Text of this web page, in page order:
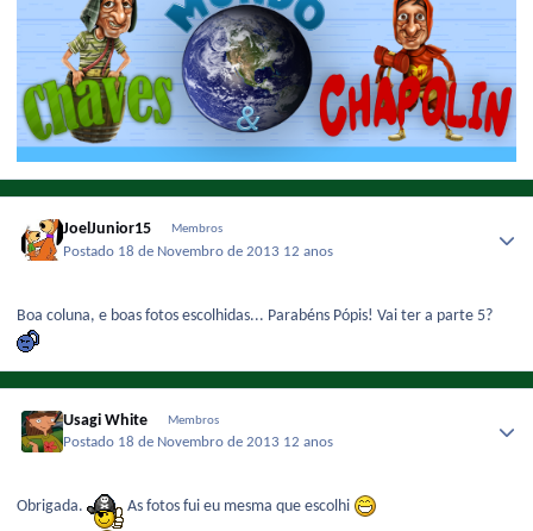
JoelJunior15 Membros
Postado 18 de Novembro de 2013 12 anos
Boa coluna, e boas fotos escolhidas... Parabéns Pópis! Vai ter a parte 5?
Usagi White Membros
Postado 18 de Novembro de 2013 12 anos
Obrigada.
As fotos fui eu mesma que escolhi